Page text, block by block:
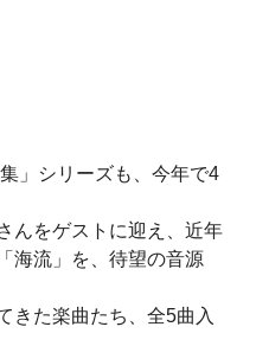
」シリーズも、今年で4
んをゲストに迎え、近年
海流」を、待望の音源
きた楽曲たち、全5曲入